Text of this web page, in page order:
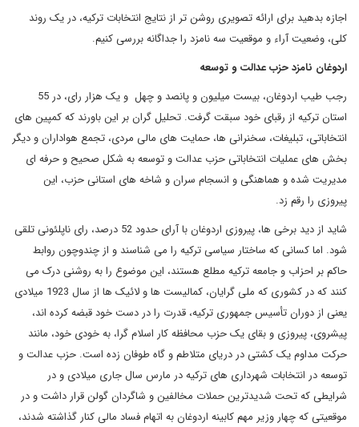
اجازه بدهید برای ارائه تصویری روشن تر از نتایج انتخابات ترکیه، در یک روند
کلی، وضعیت آراء و موقعیت سه نامزد را جداگانه بررسی کنیم.
اردوغان نامزد حزب عدالت و توسعه
رجب طیب اردوغان، بیست میلیون و پانصد و چهل و یک هزار رای، در 55
استان ترکیه از رقبای خود سبقت گرفت. تحلیل گران بر این باورند که کمپین های
انتخاباتی، تبلیغات، سخنرانی ها، حمایت های مالی مردی، تجمع هواداران و دیگر
بخش های عملیات انتخاباتی حزب عدالت و توسعه به شکل صحیح و حرفه ای
مدیریت شده و هماهنگی و انسجام سران و شاخه های استانی حزب، این
پیروزی را رقم زد.
شاید از دید برخی ها، پیروزی اردوغان با آرای حدود 52 درصد، رای ناپلئونی تلقی
شود. اما کسانی که ساختار سیاسی ترکیه را می شناسند و از چندوچون روابط
حاکم بر احزاب و جامعه ترکیه مطلع هستند، این موضوع را به روشنی درک می
کنند که در کشوری که ملی گرایان، کمالیست ها و لائیک ها از سال 1923 میلادی
یعنی از دوران تأسیس جمهوری ترکیه، قدرت را در دست خود قبضه کرده اند،
پیشروی، پیروزی و بقای یک حزب محافظه کار اسلام گرا، به خودی خود، مانند
حرکت مداوم یک کشتی در دریای متلاطم و گاه طوفان زده است. حزب عدالت و
توسعه در انتخابات شهرداری های ترکیه در مارس سال جاری میلادی و در
شرایطی که تحت شدیدترین حملات مخالفین و شاگردان گولن قرار داشت و در
موقعیتی که چهار وزیر مهم کابینه اردوغان به اتهام فساد مالی کنار گذاشته شدند،